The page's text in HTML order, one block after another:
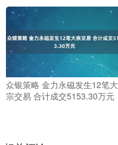
众银策略 金力永磁发生12笔大
宗交易 合计成交5153.30万元